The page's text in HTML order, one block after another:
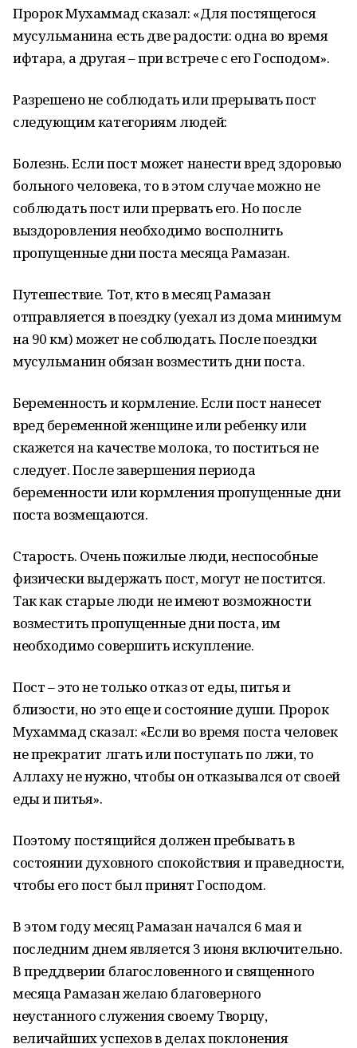
Пророк Мухаммад сказал: «Для постящегося
мусульманина есть две радости: одна во время
ифтара, а другая – при встрече с его Господом».
Разрешено не соблюдать или прерывать пост
следующим категориям людей:
Болезнь. Если пост может нанести вред здоровью
больного человека, то в этом случае можно не
соблюдать пост или прервать его. Но после
выздоровления необходимо восполнить
пропущенные дни поста месяца Рамазан.
Путешествие. Тот, кто в месяц Рамазан
отправляется в поездку (уехал из дома минимум
на 90 км) может не соблюдать. После поездки
мусульманин обязан возместить дни поста.
Беременность и кормление. Если пост нанесет
вред беременной женщине или ребенку или
скажется на качестве молока, то поститься не
следует. После завершения периода
беременности или кормления пропущенные дни
поста возмещаются.
Старость. Очень пожилые люди, неспособные
физически выдержать пост, могут не постится.
Так как старые люди не имеют возможности
возместить пропущенные дни поста, им
необходимо совершить искупление.
Пост – это не только отказ от еды, питья и
близости, но это еще и состояние души. Пророк
Мухаммад сказал: «Если во время поста человек
не прекратит лгать или поступать по лжи, то
Аллаху не нужно, чтобы он отказывался от своей
еды и питья».
Поэтому постящийся должен пребывать в
состоянии духовного спокойствия и праведности,
чтобы его пост был принят Господом.
В этом году месяц Рамазан начался 6 мая и
последним днем является 3 июня включительно.
В преддверии благословенного и священного
месяца Рамазан желаю благоверного
неустанного служения своему Творцу,
величайших успехов в делах поклонения